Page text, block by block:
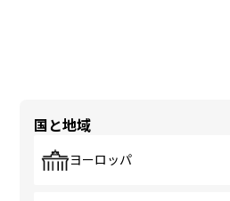
国と地域
ヨーロッパ